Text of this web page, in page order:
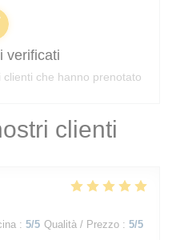
clienti
: 5/5 Qualità / Prezzo : 5/5
verificati
che hanno prenotato